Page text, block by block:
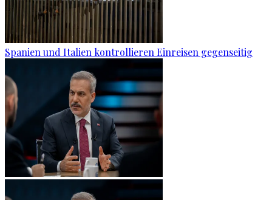
Spanien und Italien kontrollieren Einreisen gegenseitig